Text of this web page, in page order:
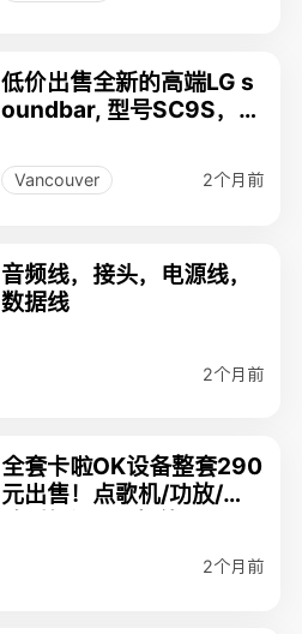
低价出售全新的高端LG s
oundbar, 型号SC9S，
Vancouver 2个月前
音频线，接头，电源线，
数据线
2个月前
全套卡啦OK设备整套290
元出售！点歌机/功放/混
2个月前